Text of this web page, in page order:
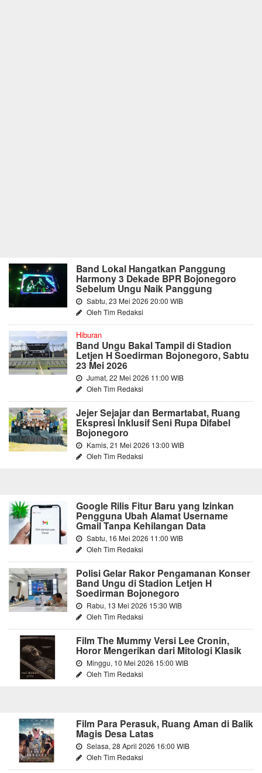
Band Lokal Hangatkan Panggung
Harmony 3 Dekade BPR Bojonegoro
Sebelum Ungu Naik Panggung
Sabtu, 23 Mei 2026 20:00 WIB
Oleh Tim Redaksi
Hiburan
Band Ungu Bakal Tampil di Stadion
Letjen H Soedirman Bojonegoro, Sabtu
23 Mei 2026
Jumat, 22 Mei 2026 11:00 WIB
Oleh Tim Redaksi
Jejer Sejajar dan Bermartabat, Ruang
Ekspresi Inklusif Seni Rupa Difabel
Bojonegoro
Kamis, 21 Mei 2026 13:00 WIB
Oleh Tim Redaksi
Google Rilis Fitur Baru yang Izinkan
Pengguna Ubah Alamat Username
Gmail Tanpa Kehilangan Data
Sabtu, 16 Mei 2026 11:00 WIB
Oleh Tim Redaksi
Polisi Gelar Rakor Pengamanan Konser
Band Ungu di Stadion Letjen H
Soedirman Bojonegoro
Rabu, 13 Mei 2026 15:30 WIB
Oleh Tim Redaksi
Film The Mummy Versi Lee Cronin,
Horor Mengerikan dari Mitologi Klasik
Minggu, 10 Mei 2026 15:00 WIB
Oleh Tim Redaksi
Film Para Perasuk, Ruang Aman di Balik
Magis Desa Latas
Selasa, 28 April 2026 16:00 WIB
Oleh Tim Redaksi